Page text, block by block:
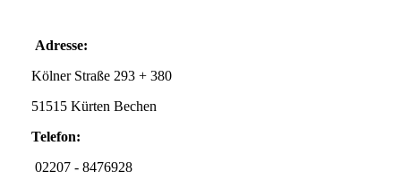
Adresse:
Kölner Straße 293 + 380
51515 Kürten Bechen
Telefon:
02207 - 8476928